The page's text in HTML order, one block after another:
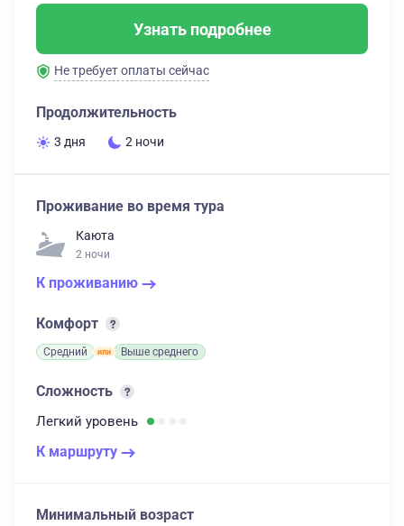
Узнать подробнее
Не требует оплаты сейчас
Продолжительность
3 дня 2 ночи
Проживание во время тура
Каюта
2 ночи
К проживанию
Комфорт
Средний Выше среднего
Сложность
Легкий уровень
К маршруту
Минимальный возраст